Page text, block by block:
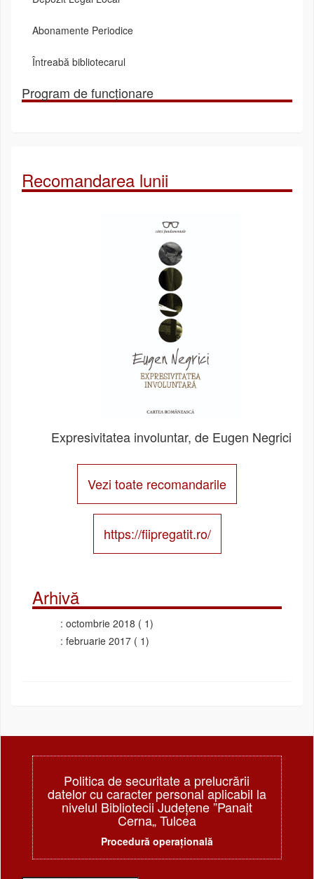
Abonamente Periodice
Întreabă bibliotecarul
Program de funcționare
Recomandarea lunii
Expresivitatea involuntar, de Eugen Negrici
Vezi toate recomandarile
https://fiipregatit.ro/
Arhivă
octombrie 2018 ( 1)
februarie 2017 ( 1)
Politica de securitate a prelucrării
datelor cu caracter personal aplicabil la
nivelul Bibliotecii Judeţene ”Panait
Cerna„ Tulcea
Procedură operațională